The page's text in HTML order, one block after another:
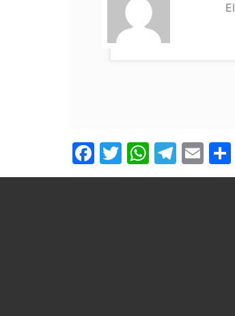
Facebook
Twitter